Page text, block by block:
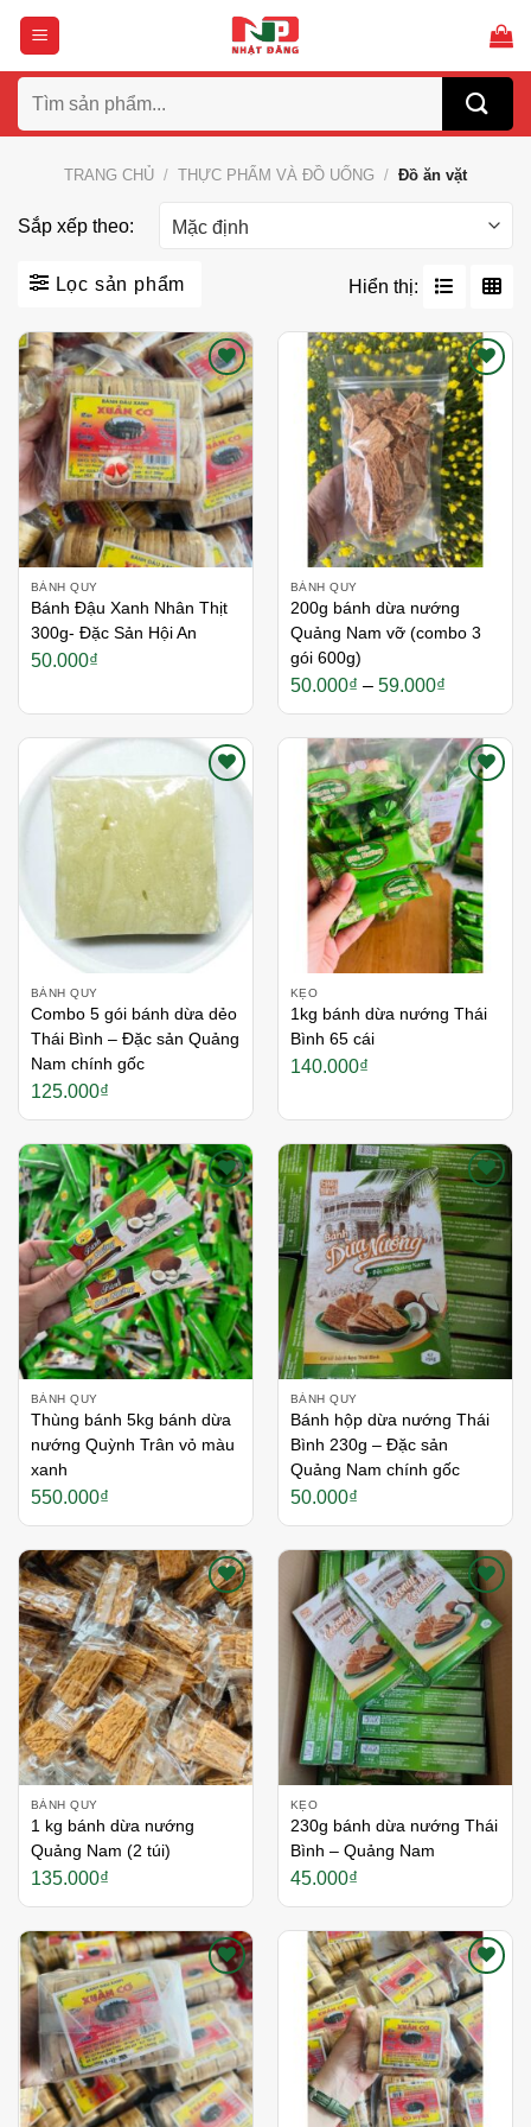
Bỏ
nội
dung
kiếm:
TRANG CHỦ / THỰC PHẨM VÀ ĐỒ UỐNG / Đồ ăn vặt
Sắp xếp theo:
Lọc sản phẩm Hiển thị:
Thích
BÁNH QUY
Bánh Đậu Xanh Nhân Thịt
300g- Đặc Sản Hội An
50.000₫
Thích
BÁNH QUY
200g bánh dừa nướng
Quảng Nam vỡ (combo 3
gói 600g)
50.000₫ – 59.000₫Khoảng
50.000₫
đến
59.000₫
BÁNH QUY
Combo 5 gói bánh dừa dẻo
Thái Bình – Đặc sản Quảng
Nam chính gốc
125.000₫
Thích
KẸO
1kg bánh dừa nướng Thái
Bình 65 cái
140.000₫
Thích
BÁNH QUY
Thùng bánh 5kg bánh dừa
nướng Quỳnh Trân vỏ màu
xanh
550.000₫
Thích
BÁNH QUY
Bánh hộp dừa nướng Thái
Bình 230g – Đặc sản
Quảng Nam chính gốc
50.000₫
Thích
BÁNH QUY
1 kg bánh dừa nướng
Quảng Nam (2 túi)
135.000₫
Thích
KẸO
230g bánh dừa nướng Thái
Bình – Quảng Nam
45.000₫
Thích Thích